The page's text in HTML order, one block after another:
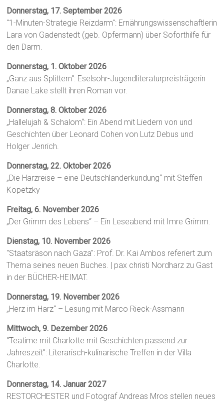
Donnerstag, 17. September 2026
"1-Minuten-Strategie Reizdarm": Ernährungswissenschaftlerin
Lara von Gadenstedt (geb. Opfermann) über Soforthilfe für
den Darm.
Donnerstag, 1. Oktober 2026
„Ganz aus Splittern“: Eselsohr-Jugendliteraturpreisträgerin
Danae Lake stellt ihren Roman vor.
Donnerstag, 8. Oktober 2026
„Hallelujah & Schalom“: Ein Abend mit Liedern von und
Geschichten über Leonard Cohen von Lutz Debus und
Holger Jenrich.
Donnerstag, 22. Oktober 2026
„Die Harzreise – eine Deutschlanderkundung“ mit Steffen
Kopetzky
Freitag, 6. November 2026
„Der Grimm des Lebens“ – Ein Leseabend mit Imre Grimm.
Dienstag, 10. November 2026
"Staatsräson nach Gaza": Prof. Dr. Kai Ambos referiert zum
Thema seines neuen Buches. | pax christi Nordharz zu Gast
in der BÜCHER-HEIMAT.
Donnerstag, 19. November 2026
„Herz im Harz“ – Lesung mit Marco Rieck-Assmann
Mittwoch, 9. Dezember 2026
"Teatime mit Charlotte mit Geschichten passend zur
Jahreszeit": Literarisch-kulinarische Treffen in der Villa
Charlotte.
Donnerstag, 14. Januar 2027
RESTORCHESTER und Fotograf Andreas Mros stellen neues